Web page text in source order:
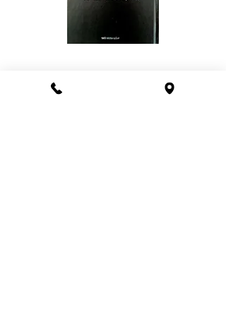
אימוץ ופונדקאות